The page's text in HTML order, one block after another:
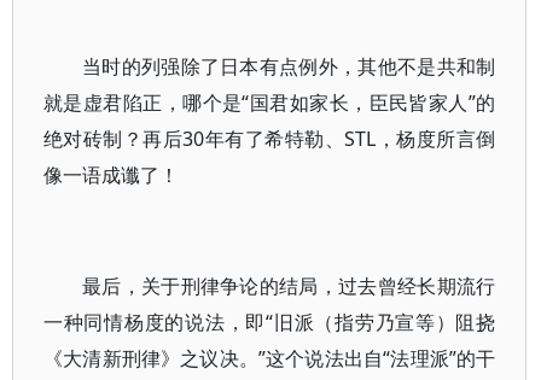
当时的列强除了日本有点例外，其他不是共和制
就是虚君陷正，哪个是“国君如家长，臣民皆家人”的
绝对砖制？再后30年有了希特勒、STL，杨度所言倒
像一语成谶了！
最后，关于刑律争论的结局，过去曾经长期流行
一种同情杨度的说法，即“旧派（指劳乃宣等）阻挠
《大清新刑律》之议决。”这个说法出自“法理派”的干